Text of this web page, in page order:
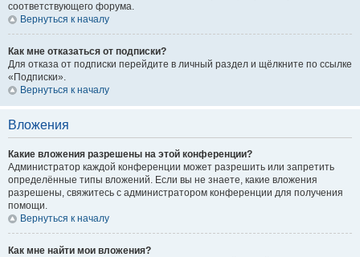
соответствующего форума.
Вернуться к началу
Как мне отказаться от подписки?
Для отказа от подписки перейдите в личный раздел и щёлкните по ссылке
«Подписки».
Вернуться к началу
Вложения
Какие вложения разрешены на этой конференции?
Администратор каждой конференции может разрешить или запретить
определённые типы вложений. Если вы не знаете, какие вложения
разрешены, свяжитесь с администратором конференции для получения
помощи.
Вернуться к началу
Как мне найти мои вложения?